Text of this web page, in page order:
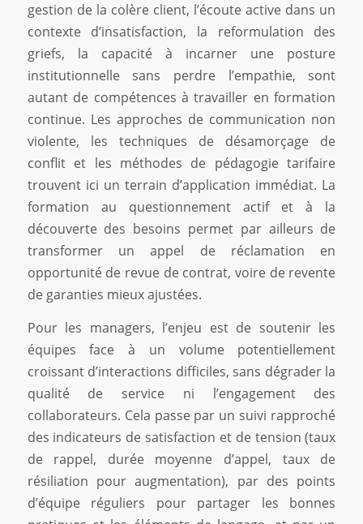
gestion de la colère client, l’écoute active dans un
contexte d’insatisfaction, la reformulation des
griefs, la capacité à incarner une posture
institutionnelle sans perdre l’empathie, sont
autant de compétences à travailler en formation
continue. Les approches de communication non
violente, les techniques de désamorçage de
conflit et les méthodes de pédagogie tarifaire
trouvent ici un terrain d’application immédiat. La
formation au questionnement actif et à la
découverte des besoins permet par ailleurs de
transformer un appel de réclamation en
opportunité de revue de contrat, voire de revente
de garanties mieux ajustées.
Pour les managers, l’enjeu est de soutenir les
équipes face à un volume potentiellement
croissant d’interactions difficiles, sans dégrader la
qualité de service ni l’engagement des
collaborateurs. Cela passe par un suivi rapproché
des indicateurs de satisfaction et de tension (taux
de rappel, durée moyenne d’appel, taux de
résiliation pour augmentation), par des points
d’équipe réguliers pour partager les bonnes